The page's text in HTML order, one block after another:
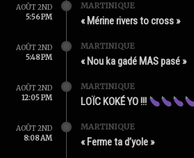
AOÛT 2ND
5:56 PM
MARTINIQUE
« Mérine rivers to cross »
AOÛT 2ND
5:48 PM
MARTINIQUE
« Nou ka gadé MAS pasé »
AOÛT 2ND
12:05 PM
MARTINIQUE
LOÏC KOKÉ YO !!!
AOÛT 2ND
8:08 AM
MARTINIQUE
« Ferme ta d’yole »